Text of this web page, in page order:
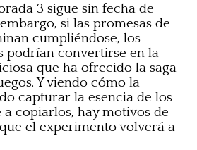
3 sigue sin fecha de
si las promesas de
cumpliéndose, los
podrían convertirse en la
que ha ofrecido la saga
Y viendo cómo la
capturar la esencia de los
copiarlos, hay motivos de
el experimento volverá a